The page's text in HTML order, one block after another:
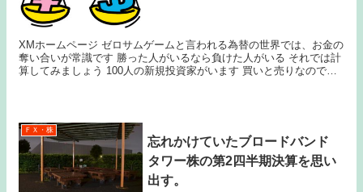
XMホームページ ゼロサムゲームと言われる為替の世界では、お金の
奪い合いが常識です 勝った人がいるなら負けた人がいる それでは計
算してみましょう 100人の新規投資家がいます 買いと売りなので勝
ＦＸ・株
忘れかけていたブロードバンド
タワー株の第2四半期決算を思い
出す。